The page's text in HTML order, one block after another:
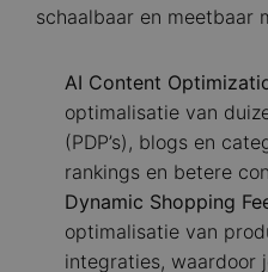
schaalbaar en meetbaar
AI Content
optimalisatie van
(PDP’s), blogs en
rankings en betere
Dynamic Shopping
optimalisatie van
integraties, waardoor